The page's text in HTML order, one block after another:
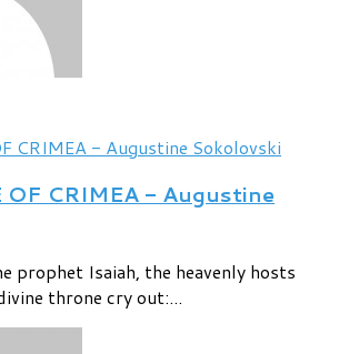
OF CRIMEA - Augustine
prophet Isaiah, the heavenly hosts
throne cry out:...